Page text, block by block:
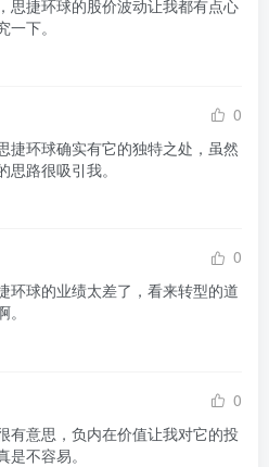
思捷环球的股价波动让我都有点心
下。
0
捷环球确实有它的独特之处，虽然
路很吸引我。
0
环球的业绩太差了，看来转型的道
0
有意思，负内在价值让我对它的投
不容易。